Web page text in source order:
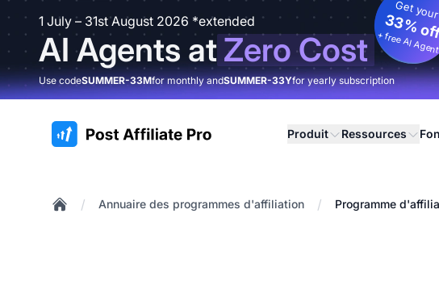
1 July – 31st August 2026 *extended
AI Agents atZero Cost
Get your
33%
+ free AI Agent
Use codeSUMMER-33Mfor monthly andSUMMER-33Yfor yearly subscription
:site.title Produit Ressources
/ Annuaire des programmes d'affiliation / Programme